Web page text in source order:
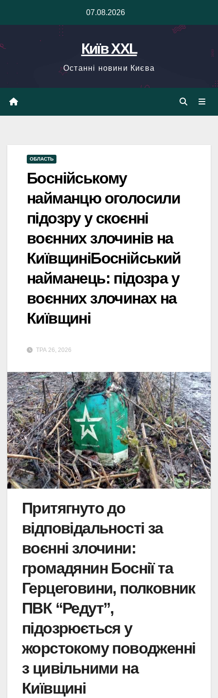
07.08.2026
Київ XXL
Останні новини Києва
ОБЛАСТЬ
Боснійському
найманцю оголосили
підозру у скоєнні
воєнних злочинів на
КиївщиніБоснійський
найманець: підозра у
воєнних злочинах на
Київщині
ТРА 26, 2026
Притягнуто до
відповідальності за
воєнні злочини:
громадянин Боснії та
Герцеговини, полковник
ПВК “Редут”,
підозрюється у
жорстокому поводженні
з цивільними на
Київщині